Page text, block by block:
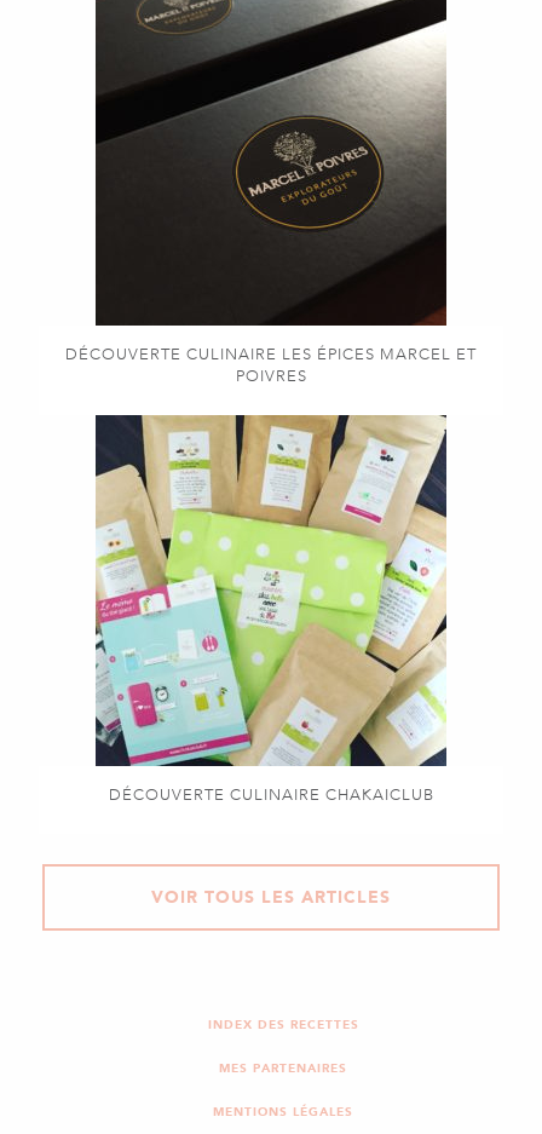
DÉCOUVERTE CULINAIRE LES ÉPICES MARCEL ET
POIVRES
DÉCOUVERTE CULINAIRE CHAKAICLUB
VOIR TOUS LES ARTICLES
INDEX DES RECETTES
MES PARTENAIRES
MENTIONS LÉGALES